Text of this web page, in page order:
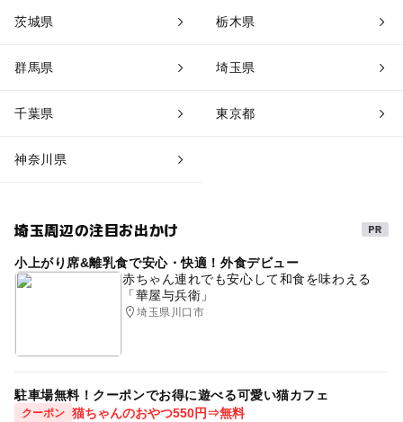
茨城県 栃木県
群馬県 埼玉県
千葉県 東京都
神奈川県
埼玉周辺の注目お出かけ
小上がり席&離乳食で安心・快適！外食デビュー
赤ちゃん連れでも安心して和食を味わえる
「華屋与兵衛」
埼玉県川口市
駐車場無料！クーポンでお得に遊べる可愛い猫カフェ
クーポン 猫ちゃんのおやつ550円⇒無料